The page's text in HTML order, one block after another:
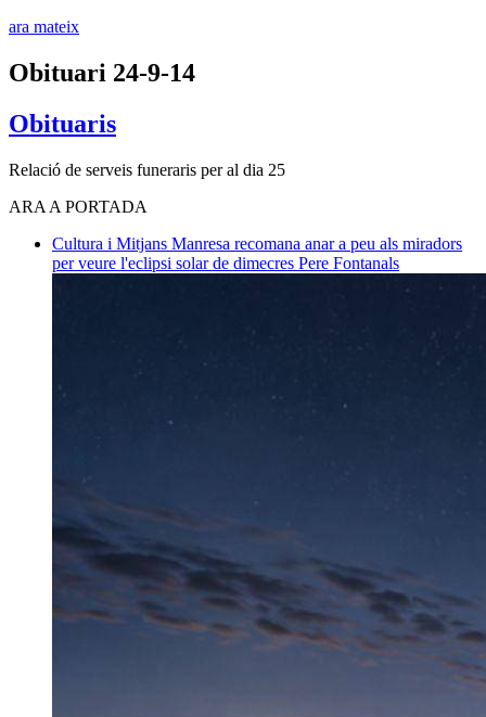
ara mateix
Obituari 24-9-14
Obituaris
Relació de serveis funeraris per al dia 25
ARA A PORTADA
Cultura i Mitjans Manresa recomana anar a peu als miradors
per veure l'eclipsi solar de dimecres Pere Fontanals